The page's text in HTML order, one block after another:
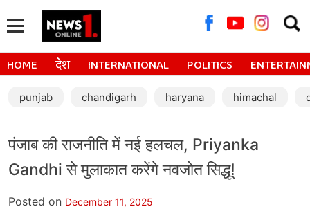
for:
HOME देश INTERNATIONAL POLITICS
punjab chandigarh haryana himachal
पंजाब की राजनीति में नई हलचल, Priyanka
Gandhi से मुलाकात करेंगे नवजोत सिद्धू!
Posted on December 11, 2025